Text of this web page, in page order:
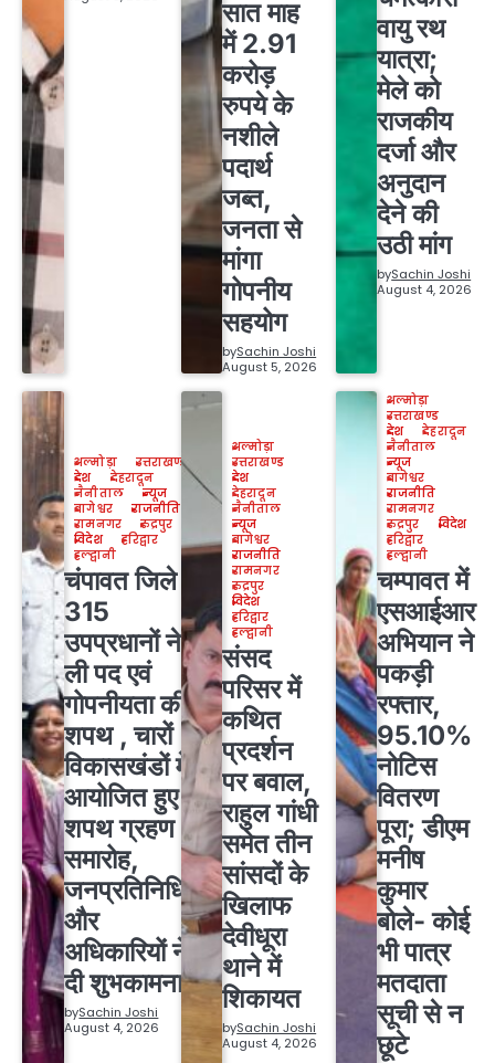
सात माह
में 2.91
करोड़
रुपये के
नशीले
पदार्थ
जब्त,
जनता से
मांगा
गोपनीय
सहयोग
bySachin Joshi
August 5, 2026
वायु रथ
यात्रा;
मेले को
राजकीय
दर्जा और
अनुदान
देने की
उठी मांग
bySachin Joshi
August 4, 2026
अल्मोड़ा
उत्तराखण्ड
देश
देहरादून
नैनीताल
न्यूज
बागेश्वर
राजनीति
रामनगर
रुद्रपुर
विदेश
हरिद्वार
हल्द्वानी
चंपावत जिले के
315
उपप्रधानों ने
ली पद एवं
गोपनीयता की
शपथ , चारों
विकासखंडों में
आयोजित हुए
शपथ ग्रहण
समारोह,
जनप्रतिनिधियों
और
अधिकारियों ने
दी शुभकामनाएं
bySachin Joshi
August 4, 2026
अल्मोड़ा
उत्तराखण्ड
देश
देहरादून
नैनीताल
न्यूज
बागेश्वर
राजनीति
रामनगर
रुद्रपुर
विदेश
हरिद्वार
हल्द्वानी
संसद
परिसर में
कथित
प्रदर्शन
पर बवाल,
राहुल गांधी
समेत तीन
सांसदों के
खिलाफ
देवीधूरा
थाने में
शिकायत
bySachin Joshi
August 4, 2026
अल्मोड़ा
उत्तराखण्ड
देश
देहरादून
नैनीताल
न्यूज
बागेश्वर
राजनीति
रामनगर
रुद्रपुर
विदेश
हरिद्वार
हल्द्वानी
चम्पावत में
एसआईआर
अभियान ने
पकड़ी
रफ्तार,
95.10%
नोटिस
वितरण
पूरा; डीएम
मनीष
कुमार
बोले- कोई
भी पात्र
मतदाता
सूची से न
छूटे